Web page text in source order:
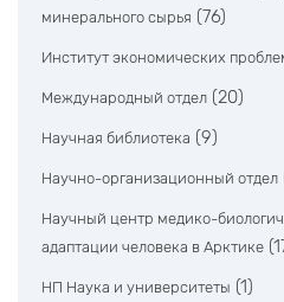
минерального сырья (76)
Институт экономических
Международный отдел (20)
Научная библиотека (9)
Научно-организационный отдел
Научный центр медико-
адаптации человека в Арктике
НП Наука и университеты (1)